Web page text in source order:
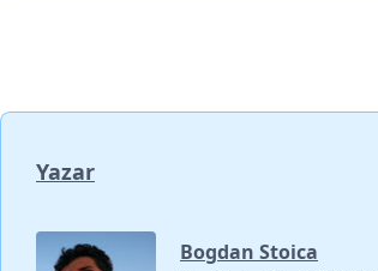
Yazar
Bogdan Stoica